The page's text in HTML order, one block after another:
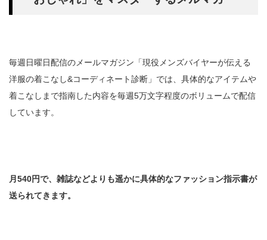
毎週日曜日配信のメールマガジン「現役メンズバイヤーが伝える
洋服の着こなし&コーディネート診断」では、具体的なアイテムや
着こなしまで指南した内容を毎週5万文字程度のボリュームで配信
しています。
月540円で、雑誌などよりも遥かに具体的なファッション指示書が
送られてきます。